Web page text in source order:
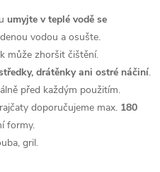
umyjte v teplé vodě se
vodou a osušte.
může zhoršit čištění.
drátěnky ani ostré náčiní.
před každým použitím.
doporučujeme max. 180
formy.
gril.